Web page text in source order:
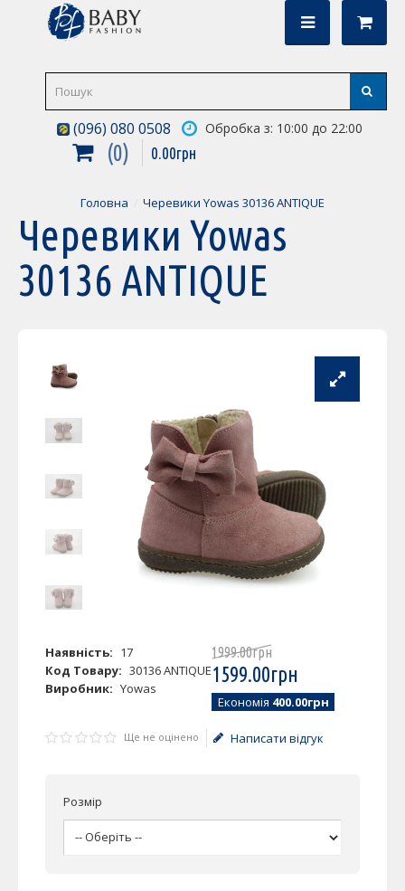
(096) 080 0508 Обробка з: 10:00 до 22:00
0 0.00грн
Головна Черевики Yowas 30136 ANTIQUE
Черевики Yowas
30136 ANTIQUE
Наявність: 17
Код Товару: 30136 ANTIQUE
Виробник: Yowas
1999.00грн
1599.00грн
Економія 400.00грн
Ще не оцінено Написати відгук
Розмір